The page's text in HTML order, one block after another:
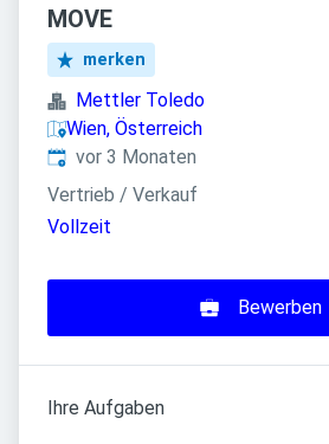
MOVE
merken
Mettler Toledo
Wien, Österreich
Veröffentlicht:
vor 3 Monaten
Vertrieb / Verkauf
Vollzeit
Bewerben
Ihre Aufgaben